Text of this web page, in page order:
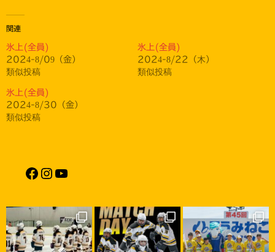
関連
氷上(全員)
2024-8/09（金）
類似投稿
氷上(全員)
2024-8/22（木）
類似投稿
氷上(全員)
2024-8/30（金）
類似投稿
Facebook
Instagram
YouTube